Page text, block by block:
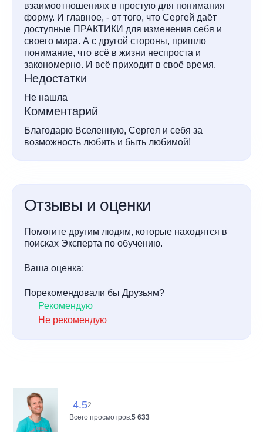
взаимоотношениях в простую для понимания
форму. И главное, - от того, что Сергей даёт
доступные ПРАКТИКИ для изменения себя и
своего мира. А с другой стороны, пришло
понимание, что всё в жизни неспроста и
закономерно. И всё приходит в своё время.
Недостатки
Не нашла
Комментарий
Благодарю Вселенную, Сергея и себя за
возможность любить и быть любимой!
Отзывы и оценки
Помогите другим людям, которые находятся в
поисках Эксперта по обучению.
Ваша оценка:
Порекомендовали бы Друзьям?
Рекомендую
Не рекомендую
4.52
Всего просмотров:5 633